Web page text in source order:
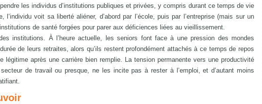
les individus d’institutions publiques et privées, y compris durant ce temps de vie
l’individu voit sa liberté aliéner, d’abord par l’école, puis par l’entreprise (mais sur un
de santé forgées pour parer aux déficiences liées au vieillissement.
institutions. À l’heure actuelle, les seniors font face à une pression des mondes
de leurs retraites, alors qu’ils restent profondément attachés à ce temps de repos
légitime après une carrière bien remplie. La tension permanente vers une productivité
de travail ou presque, ne les incite pas à rester à l’emploi, et d’autant moins